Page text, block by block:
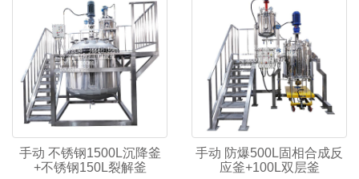
手动 不锈钢1500L沉降釜
+不锈钢150L裂解釜
手动 防爆500L固相合成反
应釜+100L双层釜